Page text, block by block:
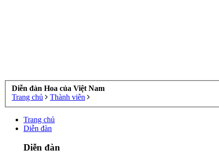
Diễn đàn Hoa của Việt Nam
Trang chủ
Thành viên
Trang chủ
Diễn đàn
Diễn đàn